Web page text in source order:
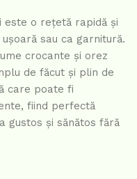
este o rețetă rapidă și
sau ca garnitură.
crocante și orez
de făcut și plin de
care poate fi
fiind perfectă
gustos și sănătos fără